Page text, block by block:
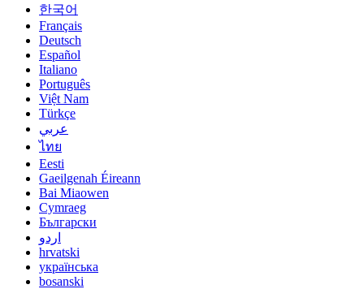
한국어
Français
Deutsch
Español
Italiano
Português
Việt Nam
Türkçe
عربي
ไทย
Eesti
Gaeilgenah Éireann
Bai Miaowen
Cymraeg
Български
اردو
hrvatski
українська
bosanski